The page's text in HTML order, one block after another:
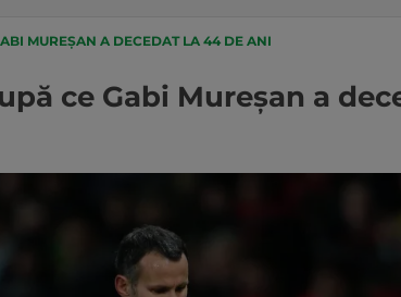
MUREȘAN A DECEDAT LA 44 DE ANI
ce Gabi Mureșan a